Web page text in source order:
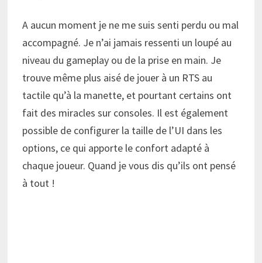
A aucun moment je ne me suis senti perdu ou mal
accompagné. Je n’ai jamais ressenti un loupé au
niveau du gameplay ou de la prise en main. Je
trouve même plus aisé de jouer à un RTS au
tactile qu’à la manette, et pourtant certains ont
fait des miracles sur consoles. Il est également
possible de configurer la taille de l’UI dans les
options, ce qui apporte le confort adapté à
chaque joueur. Quand je vous dis qu’ils ont pensé
à tout !